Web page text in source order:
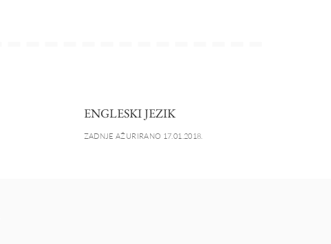
ENGLESKI JEZIK
ZADNJE AŽURIRANO 17.01.2018.